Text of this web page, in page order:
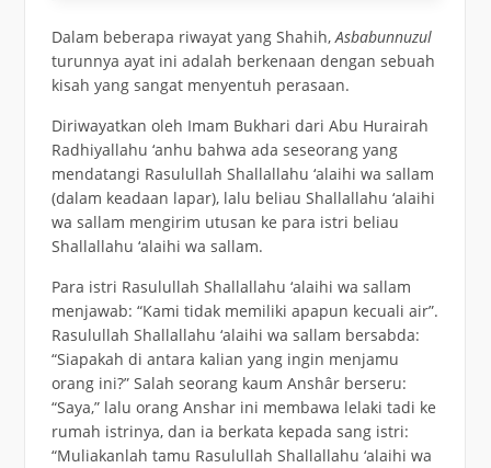
Dalam beberapa riwayat yang Shahih,Asbabunnuzul
turunnya ayat ini adalah berkenaan dengan sebuah
kisah yang sangat menyentuh perasaan.
Diriwayatkan oleh Imam Bukhari dari Abu Hurairah
Radhiyallahu ‘anhu bahwa ada seseorang yang
mendatangi Rasulullah Shallallahu ‘alaihi wa sallam
(dalam keadaan lapar), lalu beliau Shallallahu ‘alaihi
wa sallam mengirim utusan ke para istri beliau
Shallallahu ‘alaihi wa sallam.
Para istri Rasulullah Shallallahu ‘alaihi wa sallam
menjawab: “Kami tidak memiliki apapun kecuali air”.
Rasulullah Shallallahu ‘alaihi wa sallam bersabda:
“Siapakah di antara kalian yang ingin menjamu
orang ini?” Salah seorang kaum Anshâr berseru:
“Saya,” lalu orang Anshar ini membawa lelaki tadi ke
rumah istrinya, dan ia berkata kepada sang istri:
“Muliakanlah tamu Rasulullah Shallallahu ‘alaihi wa